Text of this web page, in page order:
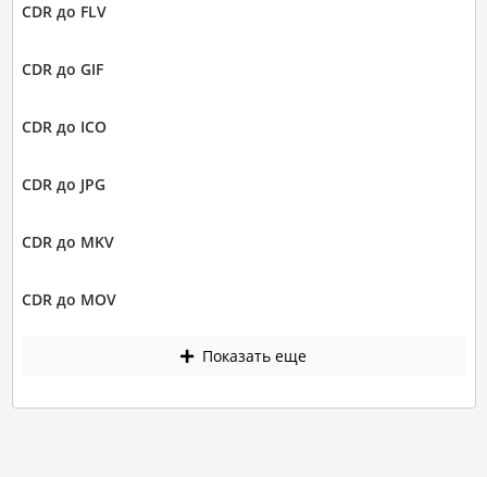
CDR до FLV
CDR до GIF
CDR до ICO
CDR до JPG
CDR до MKV
CDR до MOV
Показать еще